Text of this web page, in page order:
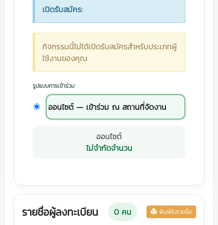
เปิดรับสมัคร:
กิจกรรมนี้ไม่ได้เปิดรับสมัครสำหรับประเภทผู้
ใช้งานของคุณ
รูปแบบการเข้าร่วม
ออนไซต์ — เข้าร่วม ณ สถานที่จัดงาน
ออนไซต์
ไม่จำกัดจำนวน
รายชื่อผู้ลงทะเบียน 0คน พิมพ์ใบรายชื่อ